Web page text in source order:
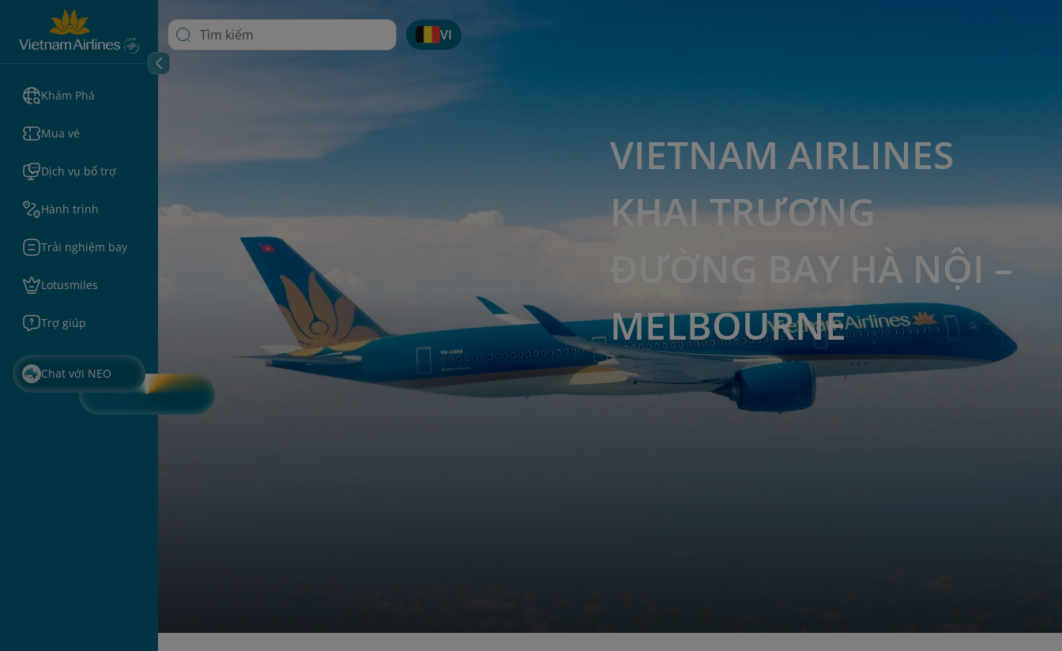
Khám Phá
Mua vé
Dịch vụ bổ trợ
Hành trình
Trải nghiệm bay
Lotusmiles
Trợ giúp
Chat với NEO
VI
VIETNAM AIRLINES
KHAI TRƯƠNG
ĐƯỜNG BAY HÀ NỘI –
MELBOURNE